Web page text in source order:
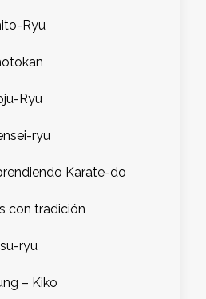
Ryu
Ryu
ryu
Karate-do
con tradición
ryu
– Kiko